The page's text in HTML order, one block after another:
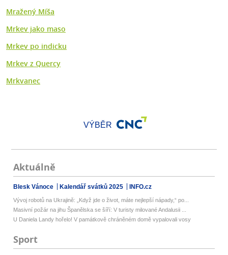
Mražený Míša
Mrkev jako maso
Mrkev po indicku
Mrkev z Quercy
Mrkvanec
VÝBĚR
Aktuálně
Blesk Vánoce Kalendář svátků 2025 INFO.cz
Vývoj robotů na Ukrajině: „Když jde o život, máte nejlepší nápady,“ po...
Masivní požár na jihu Španělska se šíří: V turisty milované Andalusii ...
U Daniela Landy hořelo! V památkově chráněném domě vypalovali vosy
Sport